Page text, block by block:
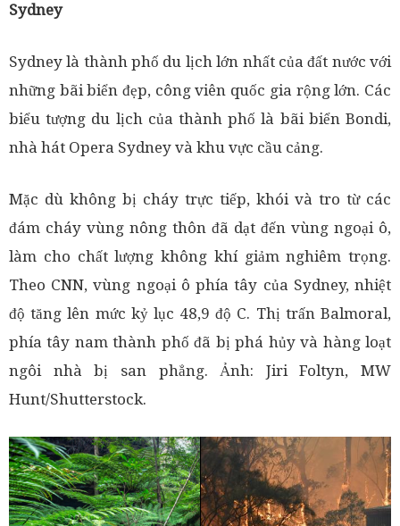
Sydney
Sydney là thành phố du lịch lớn nhất của đất nước với
những bãi biển đẹp, công viên quốc gia rộng lớn. Các
biểu tượng du lịch của thành phố là bãi biển Bondi,
nhà hát Opera Sydney và khu vực cầu cảng.
Mặc dù không bị cháy trực tiếp, khói và tro từ các
đám cháy vùng nông thôn đã dạt đến vùng ngoại ô,
làm cho chất lượng không khí giảm nghiêm trọng.
Theo CNN, vùng ngoại ô phía tây của Sydney, nhiệt
độ tăng lên mức kỷ lục 48,9 độ C. Thị trấn Balmoral,
phía tây nam thành phố đã bị phá hủy và hàng loạt
ngôi nhà bị san phẳng. Ảnh: Jiri Foltyn, MW
Hunt/Shutterstock.